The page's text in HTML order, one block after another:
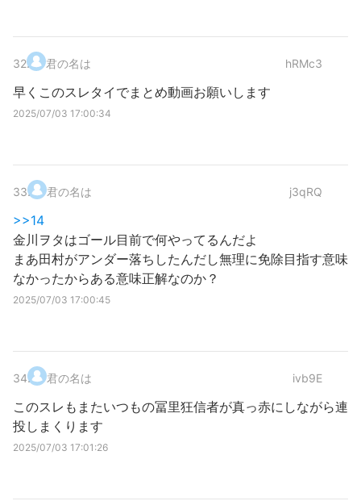
32. 君の名は hRMc3
早くこのスレタイでまとめ動画お願いします
2025/07/03 17:00:34
33. 君の名は j3qRQ
>>14
金川ヲタはゴール目前で何やってるんだよ
まあ田村がアンダー落ちしたんだし無理に免除目指す意味
なかったからある意味正解なのか？
2025/07/03 17:00:45
34. 君の名は ivb9E
このスレもまたいつもの冨里狂信者が真っ赤にしながら連
投しまくります
2025/07/03 17:01:26